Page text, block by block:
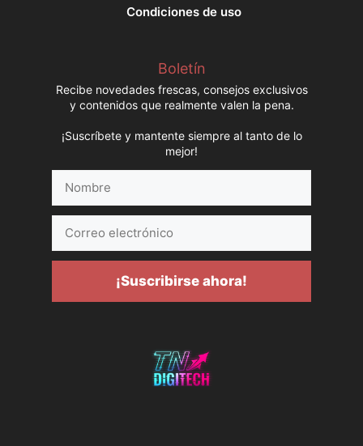
Condiciones de uso
Boletín
Recibe novedades frescas, consejos exclusivos
y contenidos que realmente valen la pena.
¡Suscríbete y mantente siempre al tanto de lo
mejor!
electrónico
¡Suscribirse ahora!